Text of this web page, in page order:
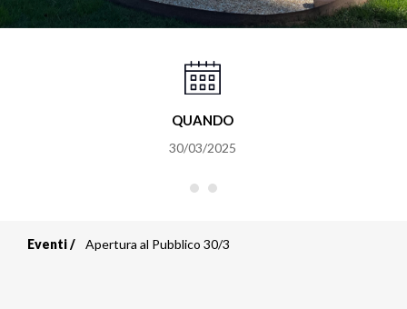
QUANDO
30/03/2025
Eventi Apertura al Pubblico 30/3